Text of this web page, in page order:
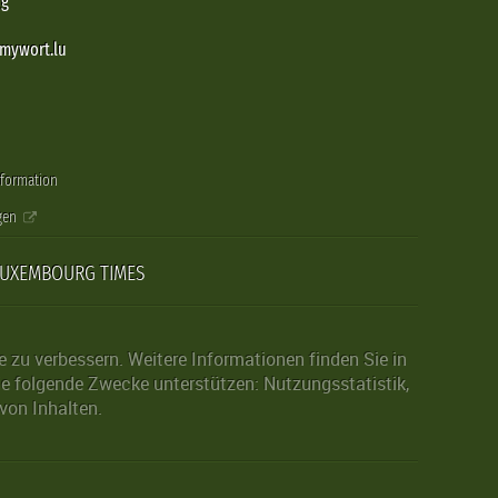
TIMES
verbessern. Weitere Informationen finden Sie in
folgende Zwecke unterstützen: Nutzungsstatistik,
Inhalten.